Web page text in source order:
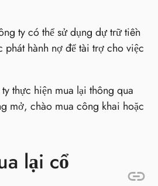
ty có thể sử dụng dự trữ tiền
phát hành nợ để tài trợ cho việc
thực hiện mua lại thông qua
mở, chào mua công khai hoặc
lại cổ